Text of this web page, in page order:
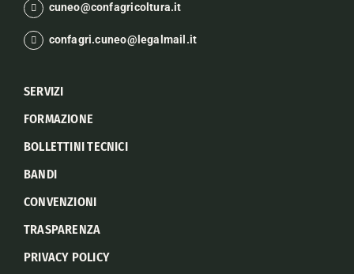
cuneo@confagricoltura.it
confagri.cuneo@legalmail.it
SERVIZI
FORMAZIONE
BOLLETTINI TECNICI
BANDI
CONVENZIONI
TRASPARENZA
PRIVACY POLICY